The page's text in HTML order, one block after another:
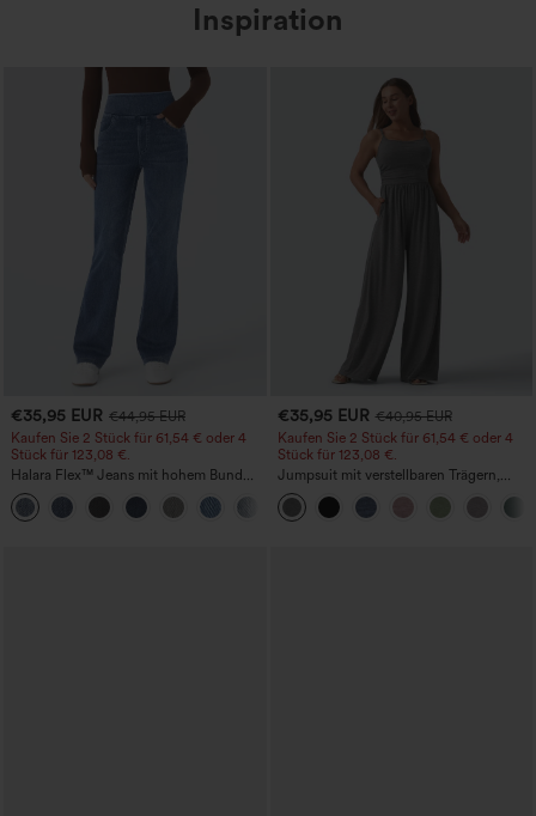
Inspiration
€35,95 EUR €44,95 EUR
Kaufen Sie 2 Stück für 61,54 € oder 4
Stück für 123,08 €.
Halara Flex™ Jeans mit hohem Bund
und Taschen, gewaschener, lässiger
Bootcut
+5
€35,95 EUR €40,95 EUR
Kaufen Sie 2 Stück für 61,54 € oder 4
Stück für 123,08 €.
Jumpsuit mit verstellbaren Trägern,
gerafftem Detail, weitem Bein und
meliertem Stoff, lässig, mit Taschen -
Easy Peezy